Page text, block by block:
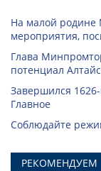
На малой родине
мероприятия,
Глава
потенциал
Завершился
Главное
Соблюдайте
РЕКОМЕНДУЕМ